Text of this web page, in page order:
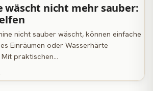
wäscht nicht mehr sauber:
nicht sauber wäscht, können einfache
Einräumen oder Wasserhärte
praktischen…